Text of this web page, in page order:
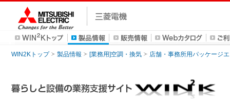
WIN2Kトップ 製品情報 [業務用]空調・換気 店舗・事務所用パッケージ